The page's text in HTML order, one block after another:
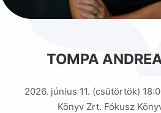
TOMPA
2026. június 11. (csütörtök)
Könyv Zrt. Fókusz